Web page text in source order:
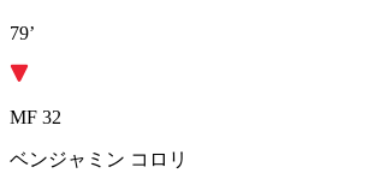
79’
MF 32
ベンジャミン コロリ